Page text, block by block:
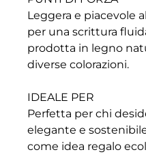
Leggera e piacevole
per una scrittura
prodotta in legno
diverse colorazioni.
IDEALE PER
Perfetta per chi
elegante e
come idea regalo